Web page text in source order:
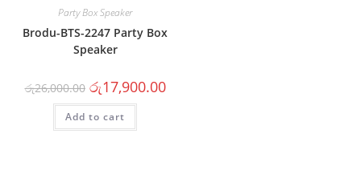
Party Box Speaker
Brodu-BTS-2247 Party Box
Speaker
රු26,000.00 රු17,900.00
Add to cart